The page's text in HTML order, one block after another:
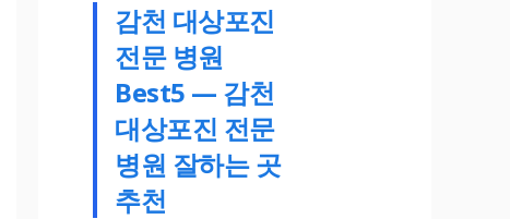
감천 대상포진
전문 병원
Best5 — 감천
대상포진 전문
병원 잘하는 곳
추천